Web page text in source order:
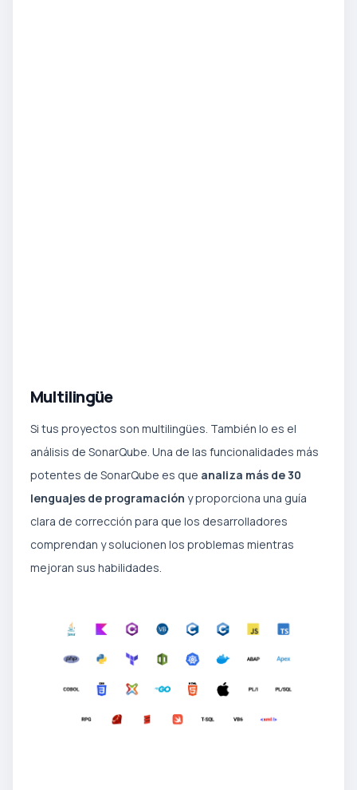
Multilingüe
Si tus proyectos son multilingües. También lo es el
análisis de SonarQube. Una de las funcionalidades más
potentes de SonarQube es que analiza más de 30
lenguajes de programación y proporciona una guía
clara de corrección para que los desarrolladores
comprendan y solucionen los problemas mientras
mejoran sus habilidades.